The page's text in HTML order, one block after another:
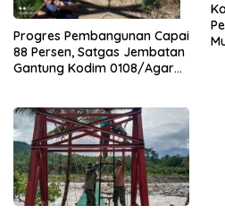
Progres Pembangunan Capai
88 Persen, Satgas Jembatan
Gantung Kodim 0108/Agara